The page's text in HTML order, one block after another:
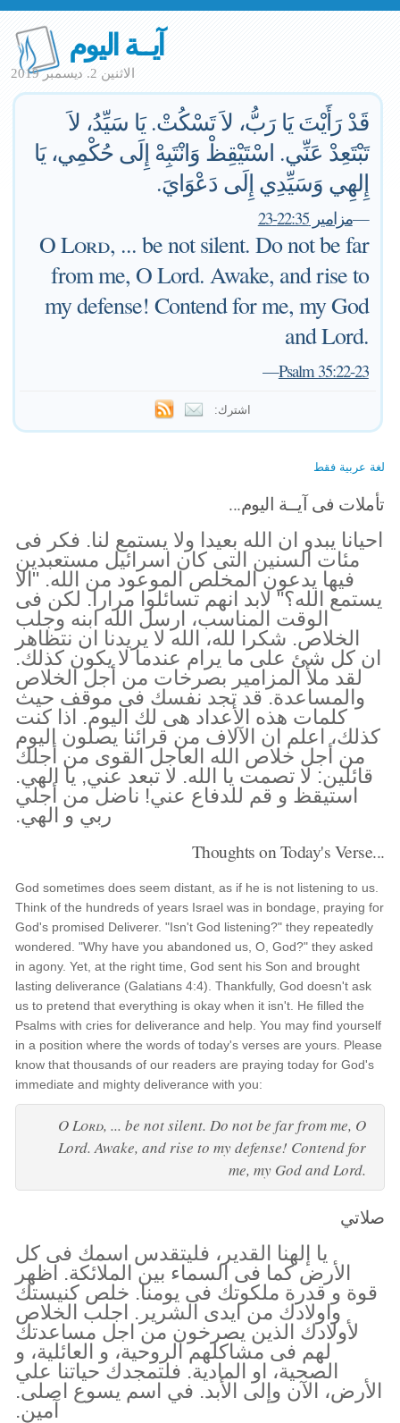
آيــة اليوم
الاثنين 2. ديسمبر 2019
قَدْ رَأَيْتَ يَا رَبُّ، لاَ تَسْكُتْ. يَا سَيِّدُ، لاَ
تَبْتَعِدْ عَنِّي. اسْتَيْقِظْ وَانْتَبِهْ إِلَى حُكْمِي، يَا
إِلهِي وَسَيِّدِي إِلَى دَعْوَايَ.
—مزامير 22:35-23
OLord, ... be not silent. Do not be far
from me, O Lord. Awake, and rise to
my defense! Contend for me, my God
and Lord.
—Psalm 35:22-23
اشترك:
لغة عربية فقط
تأملات فى آيــة اليوم...
احيانا يبدو ان الله بعيدا ولا يستمع لنا. فكر فى
مئات السنين التى كان اسرائيل مستعبدين
فيها يدعون المخلص الموعود من الله. "الا
يستمع الله؟" لابد انهم تسائلوا مرارا. لكن فى
الوقت المناسب، ارسل الله ابنه وجلب
الخلاص. شكرا لله، الله لا يريدنا ان نتظاهر
ان كل شئ على ما يرام عندما لا يكون كذلك.
لقد ملأ المزامير بصرخات من أجل الخلاص
والمساعدة. قد تجد نفسك فى موقف حيث
كلمات هذه الأعداد هى لك اليوم. اذا كنت
كذلك، اعلم ان الآلاف من قرائنا يصلون اليوم
من أجل خلاص الله العاجل القوى من أجلك
قائلين: لا تصمت يا الله. لا تبعد عني, يا الهي.
استيقظ و قم للدفاع عني! ناضل من أجلي
ربي و الهي.
Thoughts on Today's Verse...
God sometimes does seem distant, as if he is not listening to us.
Think of the hundreds of years Israel was in bondage, praying for
God's promised Deliverer. "Isn't God listening?" they repeatedly
wondered. "Why have you abandoned us, O, God?" they asked
in agony. Yet, at the right time, God sent his Son and brought
lasting deliverance (Galatians 4:4). Thankfully, God doesn't ask
us to pretend that everything is okay when it isn't. He filled the
Psalms with cries for deliverance and help. You may find yourself
in a position where the words of today's verses are yours. Please
know that thousands of our readers are praying today for God's
immediate and mighty deliverance with you:
OLord, ... be not silent. Do not be far from me, O
Lord. Awake, and rise to my defense! Contend for
me, my God and Lord.
صلاتي
يا إلهنا القدير، فليتقدس اسمك فى كل
الأرض كما فى السماء بين الملائكة. اظهر
قوة و قدرة ملكوتك فى يومنا. خلص كنيستك
واولادك من ايدى الشرير. اجلب الخلاص
لأولادك الذين يصرخون من اجل مساعدتك
لهم فى مشاكلهم الروحية، و العائلية، و
الصحية، او المادية. فلتمجدك حياتنا علي
الأرض، الآن وإلى الأبد. في اسم يسوع اصلى.
آمين.